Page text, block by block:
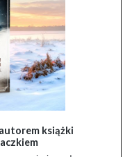
książki